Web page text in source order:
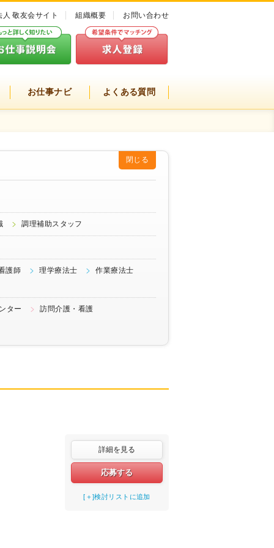
人 敬友会サイト 組織概要 お問い合わせ
お仕事ナビ よくある質問
閉じる
調理補助スタッフ
護師 理学療法士 作業療法士
ター 訪問介護・看護
詳細を見る
応募する
[＋]検討リストに追加